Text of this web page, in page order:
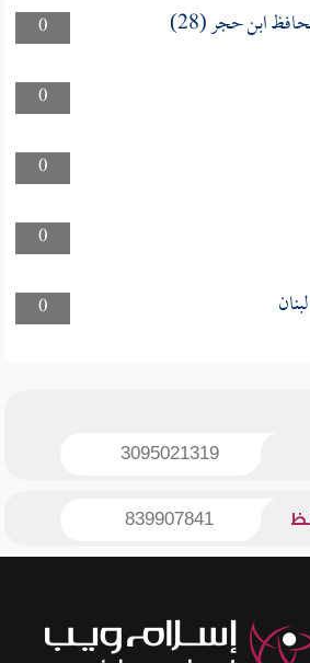
0
ابن حجر (28)
0
0
0
0
3095021319
839907841